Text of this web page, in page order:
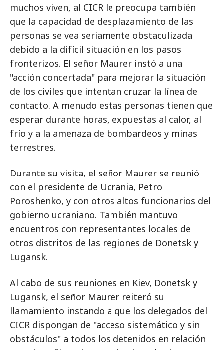
muchos viven, al CICR le preocupa también
que la capacidad de desplazamiento de las
personas se vea seriamente obstaculizada
debido a la difícil situación en los pasos
fronterizos. El señor Maurer instó a una
"acción concertada" para mejorar la situación
de los civiles que intentan cruzar la línea de
contacto. A menudo estas personas tienen que
esperar durante horas, expuestas al calor, al
frío y a la amenaza de bombardeos y minas
terrestres.
Durante su visita, el señor Maurer se reunió
con el presidente de Ucrania, Petro
Poroshenko, y con otros altos funcionarios del
gobierno ucraniano. También mantuvo
encuentros con representantes locales de
otros distritos de las regiones de Donetsk y
Lugansk.
Al cabo de sus reuniones en Kiev, Donetsk y
Lugansk, el señor Maurer reiteró su
llamamiento instando a que los delegados del
CICR dispongan de "acceso sistemático y sin
obstáculos" a todos los detenidos en relación